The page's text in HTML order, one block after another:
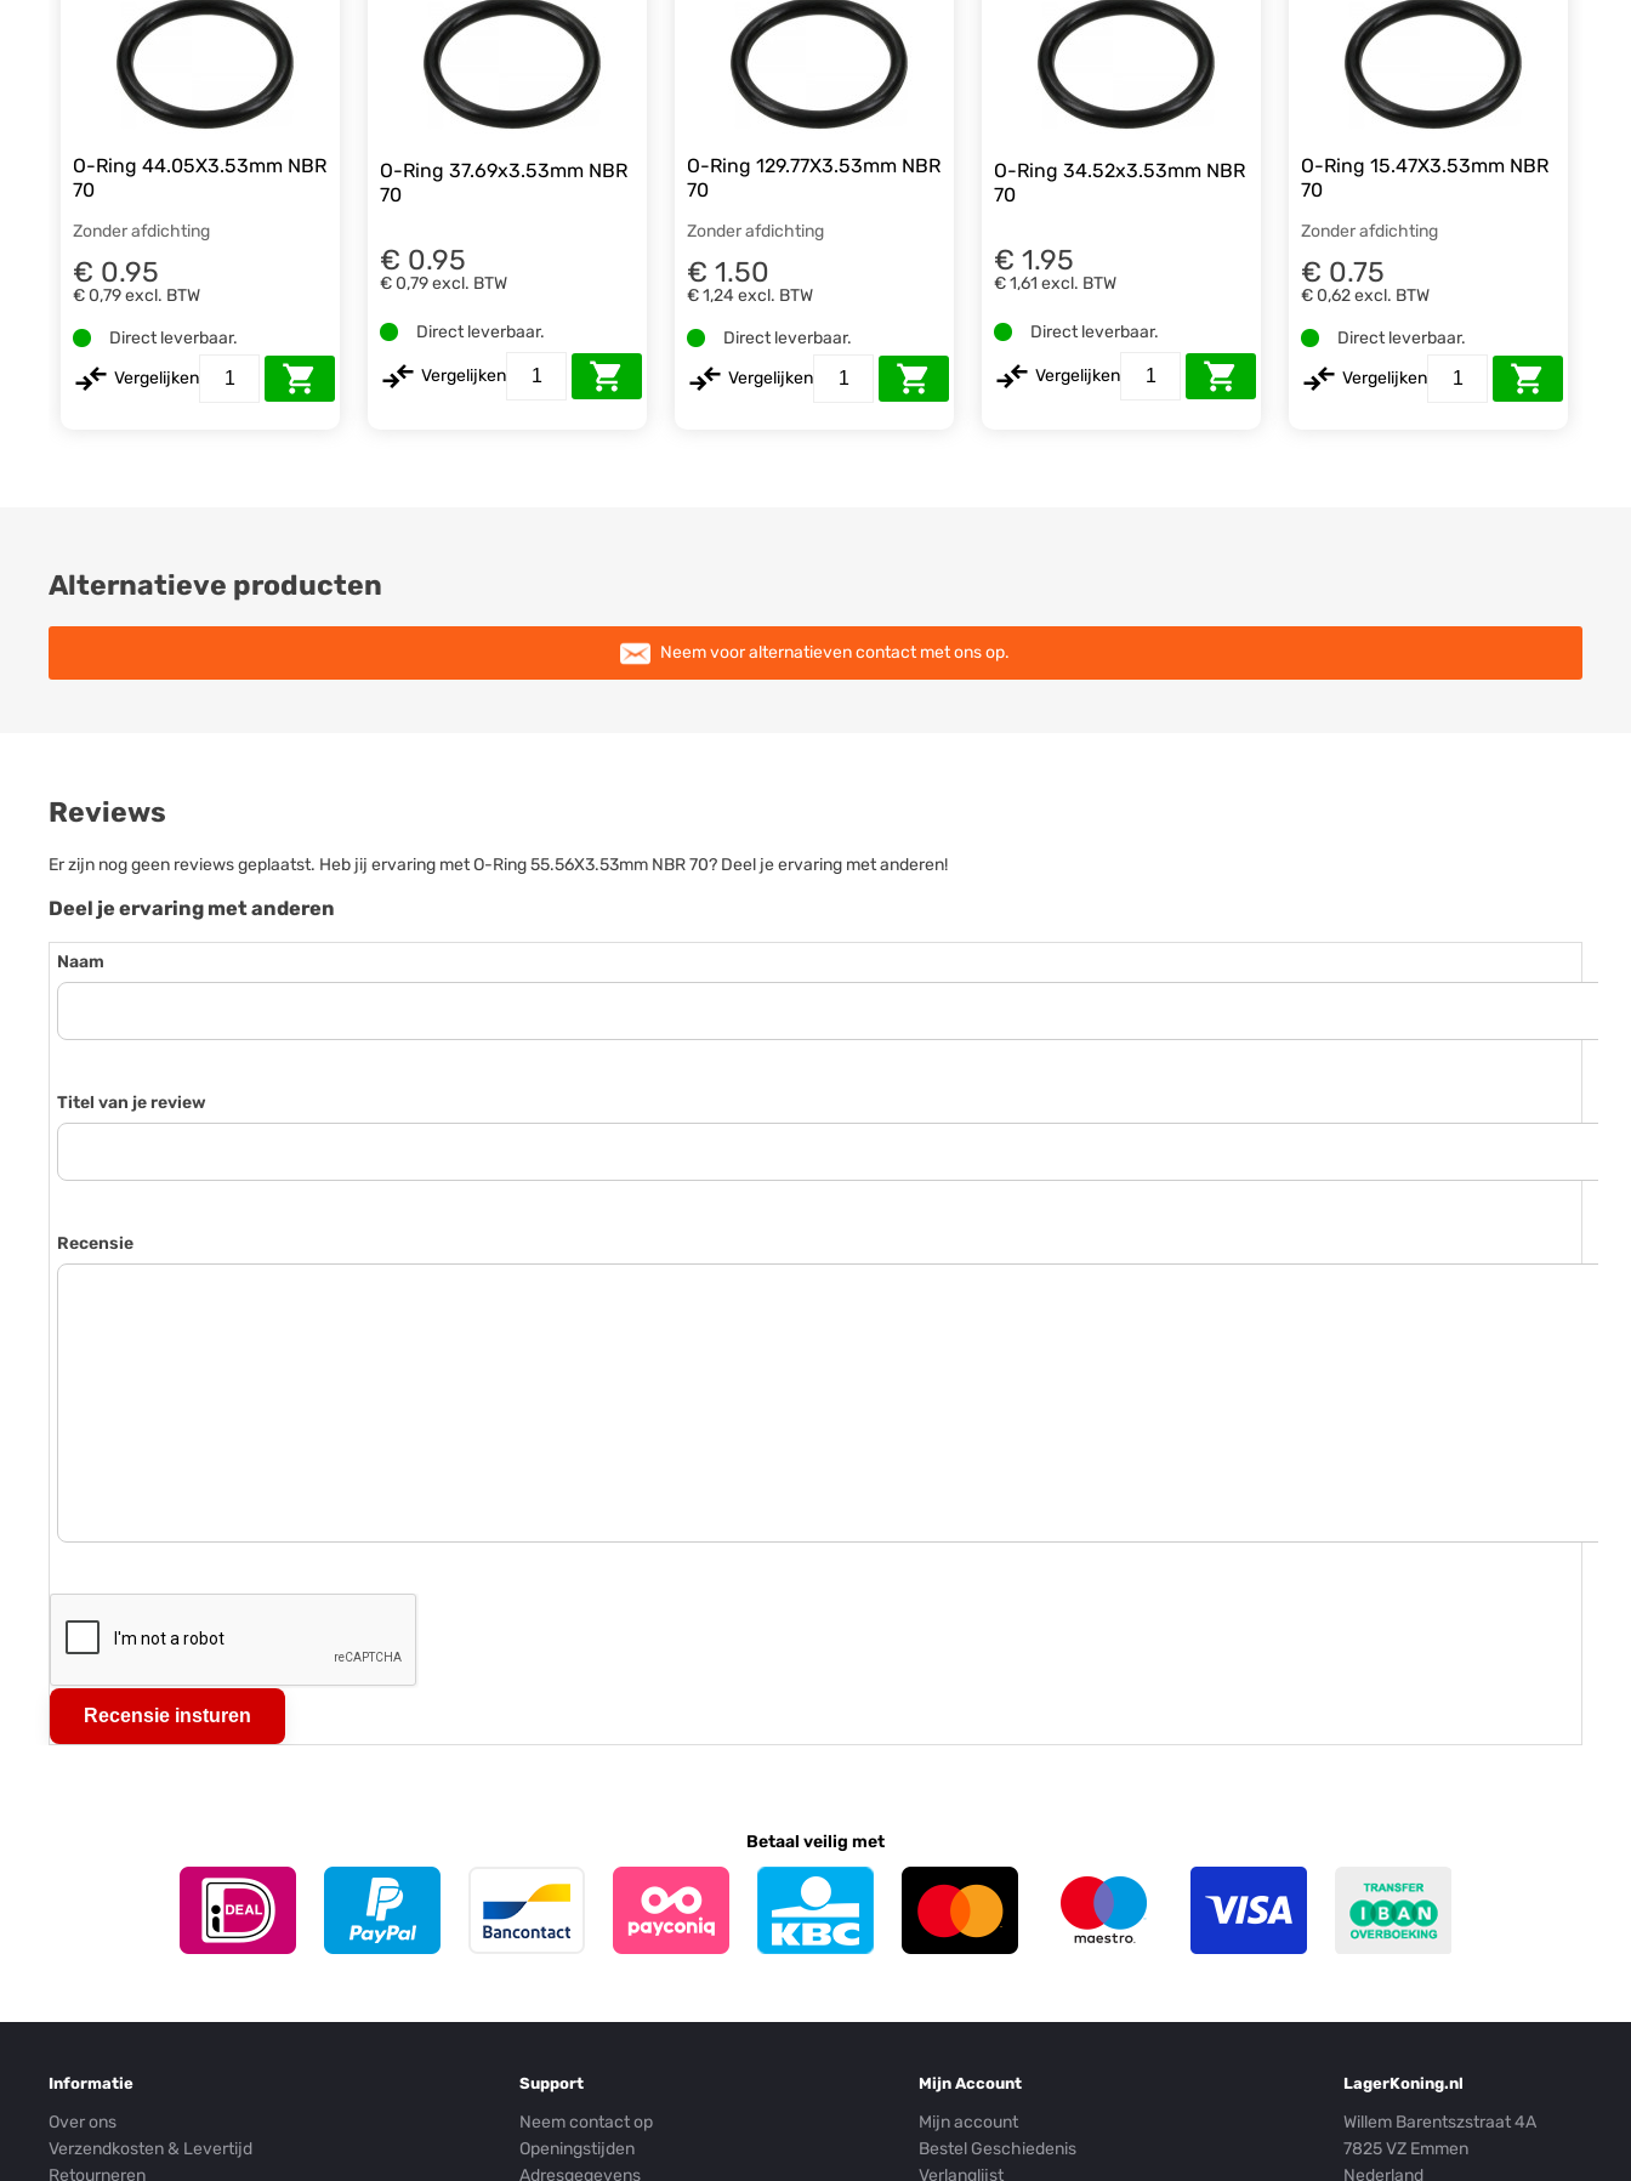
O-Ring 44.05X3.53mm NBR
70
Zonder afdichting
€ 0.95
€ 0,79excl. BTW
Direct leverbaar.
Vergelijken
O-Ring 37.69x3.53mm NBR
70
€ 0.95
€ 0,79excl. BTW
Direct leverbaar.
Vergelijken
O-Ring 129.77X3.53mm NBR
70
Zonder afdichting
€ 1.50
€ 1,24 excl. BTW
Direct leverbaar.
Vergelijken
O-Ring 34.52x3.53mm NBR
70
€ 1.95
€ 1,61 excl. BTW
Direct leverbaar.
Vergelijken
O-Ring 15.47X3.53mm NBR
70
Zonder afdichting
€ 0.75
€ 0,62excl. BTW
Direct leverbaar.
Vergelijken
Alternatieve producten
Neem voor alternatieven contact met ons op.
Reviews
Er zijn nog geen reviews geplaatst. Heb jij ervaring met O-Ring 55.56X3.53mm NBR 70? Deel je ervaring met anderen!
Deel je ervaring met anderen
Naam
Titel van je review
Recensie
Recensie insturen
Betaal veilig met
Informatie
Over ons
Verzendkosten & Levertijd
Retourneren
Support
Neem contact op
Openingstijden
Adresgegevens
Mijn Account
Mijn account
Bestel Geschiedenis
Verlanglijst
LagerKoning.nl
Willem Barentszstraat 4A
7825 VZ Emmen
Nederland